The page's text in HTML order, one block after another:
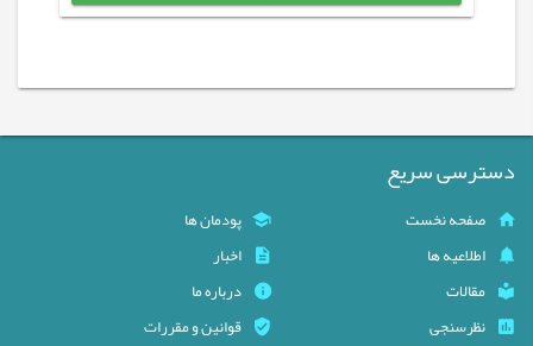
دسترسی سریع
صفحه نخست
پودمان ها
اطلاعیه ها
اخبار
مقالات
درباره ما
نظرسنجی
قوانین و مقررات